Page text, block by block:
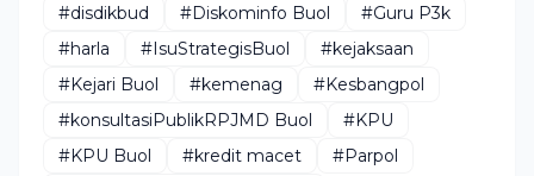
#disdikbud
#Diskominfo Buol
#Guru P3k
#harla
#IsuStrategisBuol
#kejaksaan
#Kejari Buol
#kemenag
#Kesbangpol
#konsultasiPublikRPJMD Buol
#KPU
#KPU Buol
#kredit macet
#Parpol